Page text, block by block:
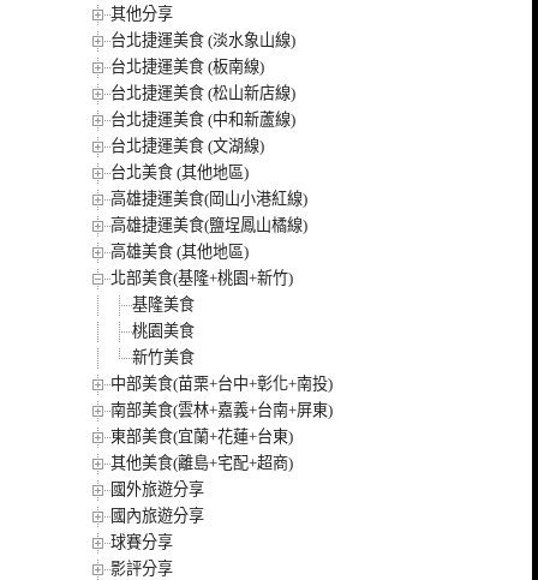
其他分享
台北捷運美食 (淡水象山線)
台北捷運美食 (板南線)
台北捷運美食 (松山新店線)
台北捷運美食 (中和新蘆線)
台北捷運美食 (文湖線)
台北美食 (其他地區)
高雄捷運美食(岡山小港紅線)
高雄捷運美食(鹽埕鳳山橘線)
高雄美食 (其他地區)
北部美食(基隆+桃園+新竹)
基隆美食
桃園美食
新竹美食
中部美食(苗栗+台中+彰化+南投)
南部美食(雲林+嘉義+台南+屏東)
東部美食(宜蘭+花蓮+台東)
其他美食(離島+宅配+超商)
國外旅遊分享
國內旅遊分享
球賽分享
影評分享